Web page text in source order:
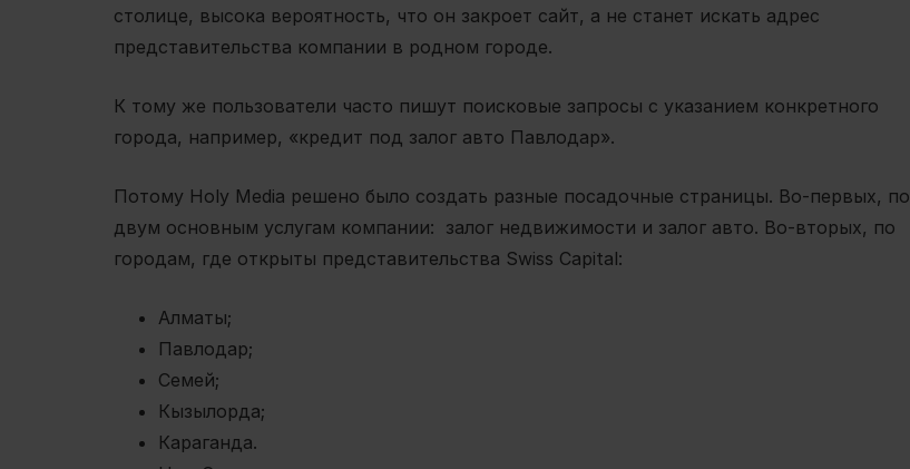
столице, высока вероятность, что он закроет сайт, а не станет искать адрес
представительства компании в родном городе.
К тому же пользователи часто пишут поисковые запросы с указанием конкретного
города, например, «кредит под залог авто Павлодар».
Потому Holy Media решено было создать разные посадочные страницы. Во-первых, по
двум основным услугам компании: залог недвижимости и залог авто. Во-вторых, по
городам, где открыты представительства Swiss Capital:
Алматы;
Павлодар;
Семей;
Кызылорда;
Караганда.